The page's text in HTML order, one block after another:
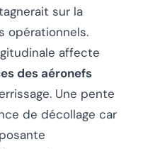
sur la
opérationnels.
affecte
des aéronefs
Une pente
de décollage car